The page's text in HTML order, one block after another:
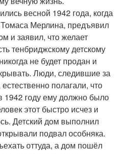
весной 1942 года, когда
Мерлина, предъявил
и заявил, что желает
тенбриджскому детскому
не будет продан и
Люди, следившие за
полагали, что
1942 году ему должно было
этот быстро исчез и
Детский дом выполнил
подвал особняка.
оттуда, а дом пошёл